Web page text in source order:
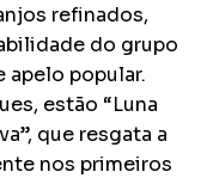
refinados,
do grupo
apelo popular.
estão “Luna
que resgata a
nos primeiros